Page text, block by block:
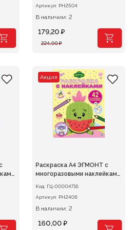
Артикул: РН2504
В наличии: 2
224,00₽
Первоначальная
224,00 ₽.
179,20 ₽
Текущая
Акция
Раскраска А4 ЭГМОНТ с
многоразовыми наклейками
Код: ГЦ-00004716
Артикул: РН2406
В наличии: 2
160,00 ₽